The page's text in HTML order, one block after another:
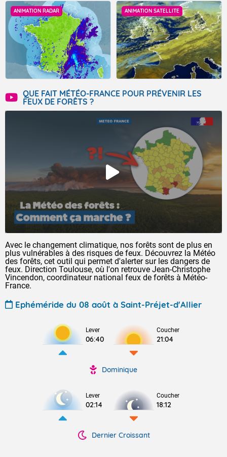
ANIMATION RADAR ANIMATION SATELLITE
QUE FAIT MÉTÉO-FRANCE POUR PRÉVENIR LES
FEUX DE FORÊTS ?
Avec le changement climatique, nos forêts sont de plus en
plus vulnérables à des risques de feux. Découvrez la Météo
des forêts, cet outil qui permet d'alerter sur les dangers de
feux. Direction Toulouse, où l'on retrouve Jean-Christophe
Vincendon, coordinateur national feux de forêts à Météo-
France.
Ephéméride du 08 août à Saint-Préjet-d'Allier
Lever
06:40
Coucher
21:04
Dominique
Lever
02:14
Coucher
18:12
Dernier Croissant